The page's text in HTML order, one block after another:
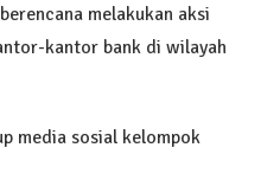
melakukan aksi
kantor bank di wilayah
media sosial kelompok